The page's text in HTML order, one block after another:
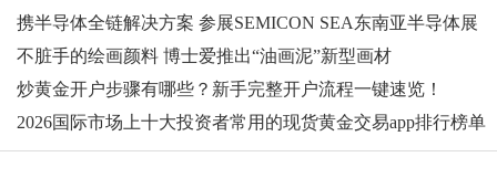
围观
携半导体全链解决方案 参展SEMICON SEA东南亚半导体展
不脏手的绘画颜料 博士爱推出“油画泥”新型画材
炒黄金开户步骤有哪些？新手完整开户流程一键速览！
2026国际市场上十大投资者常用的现货黄金交易app排行榜单